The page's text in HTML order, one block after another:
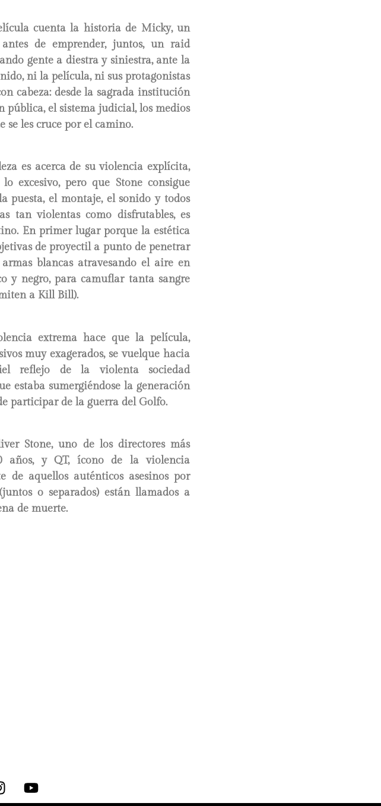
cuenta la historia de Micky, un
de emprender, juntos, un raid
gente a diestra y siniestra, ante la
ni la película, ni sus protagonistas
cabeza: desde la sagrada institución
pública, el sistema judicial, los medios
se les cruce por el camino.
es acerca de su violencia explícita,
excesivo, pero que Stone consigue
puesta, el montaje, el sonido y todos
tan violentas como disfrutables, es
En primer lugar porque la estética
de proyectil a punto de penetrar
blancas atravesando el aire en
y negro, para camuflar tanta sangre
a Kill Bill).
extrema hace que la película,
muy exagerados, se vuelque hacia
reflejo de la violenta sociedad
estaba sumergiéndose la generación
participar de la guerra del Golfo.
Stone, uno de los directores más
años, y QT, ícono de la violencia
de aquellos auténticos asesinos por
o separados) están llamados a
de muerte.